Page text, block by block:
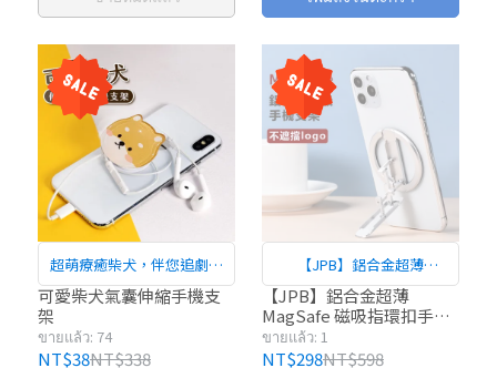
超萌療癒柴犬，伴您追劇一
整天
可愛柴犬氣囊伸縮手機支
架
ขายแล้ว: 74
NT$38NT$338
【JPB】鋁合金超薄
MagSafe 磁吸指環扣手機支
架
【JPB】鋁合金超薄
MagSafe 磁吸指環扣手機
支架
ขายแล้ว: 1
NT$298NT$598